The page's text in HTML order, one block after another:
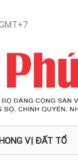
VỊ ĐẤT TỔ